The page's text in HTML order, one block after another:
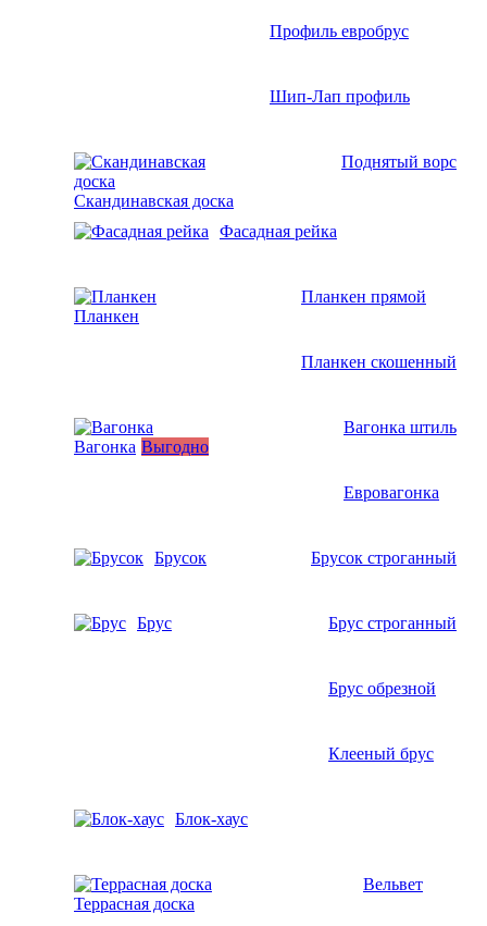
Профиль евробрус
Шип-Лап профиль
Скандинавская доска
Поднятый ворс
Фасадная рейка
Планкен
Планкен прямой
Планкен скошенный
Вагонка Выгодно
Вагонка штиль
Евровагонка
Брусок Брусок строганный
Брус Брус строганный
Брус обрезной
Клееный брус
Блок-хаус
Террасная доска
Вельвет